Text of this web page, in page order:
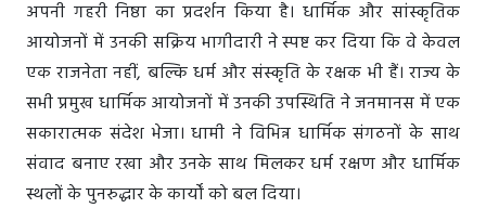
अपनी गहरी निष्ठा का प्रदर्शन किया है। धार्मिक और सांस्कृतिक
आयोजनों में उनकी सक्रिय भागीदारी ने स्पष्ट कर दिया कि वे केवल
एक राजनेता नहीं, बल्कि धर्म और संस्कृति के रक्षक भी हैं। राज्य के
सभी प्रमुख धार्मिक आयोजनों में उनकी उपस्थिति ने जनमानस में एक
सकारात्मक संदेश भेजा। धामी ने विभिन्न धार्मिक संगठनों के साथ
संवाद बनाए रखा और उनके साथ मिलकर धर्म रक्षण और धार्मिक
स्थलों के पुनरुद्धार के कार्यों को बल दिया।